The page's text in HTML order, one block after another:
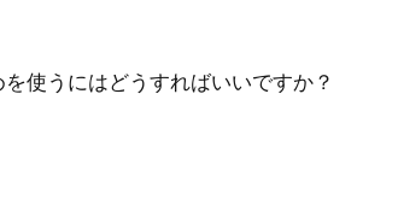
使うにはどうすればいいですか？